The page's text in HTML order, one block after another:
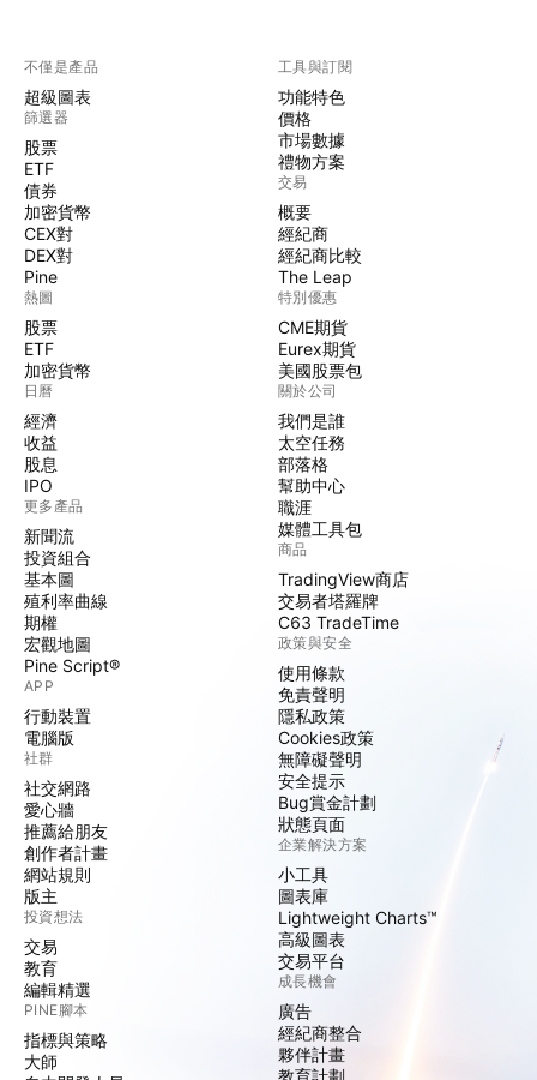
不僅是產品
超級圖表
篩選器
股票
ETF
債券
加密貨幣
CEX對
DEX對
Pine
熱圖
股票
ETF
加密貨幣
日曆
經濟
收益
股息
IPO
更多產品
新聞流
投資組合
基本圖
殖利率曲線
期權
宏觀地圖
Pine Script®
APP
行動裝置
電腦版
社群
社交網路
愛心牆
推薦給朋友
創作者計畫
網站規則
版主
投資想法
交易
教育
編輯精選
PINE腳本
指標與策略
大師
工具與訂閱
功能特色
價格
市場數據
禮物方案
交易
概要
經紀商
經紀商比較
The Leap
特別優惠
CME期貨
Eurex期貨
美國股票包
關於公司
我們是誰
太空任務
部落格
幫助中心
職涯
媒體工具包
商品
TradingView商店
交易者塔羅牌
C63 TradeTime
政策與安全
使用條款
免責聲明
隱私政策
Cookies政策
無障礙聲明
安全提示
Bug賞金計劃
狀態頁面
企業解決方案
小工具
圖表庫
Lightweight Charts™
高級圖表
交易平台
成長機會
廣告
經紀商整合
夥伴計畫
教育計劃